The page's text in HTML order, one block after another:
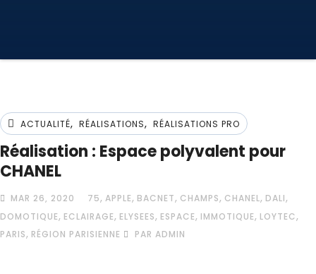
ACTUALITÉ, RÉALISATIONS, RÉALISATIONS PRO
Réalisation : Espace polyvalent pour
CHANEL
MAR 26, 2020 75, APPLE, BACNET, CHAMPS, CHANEL, DALI,
DOMOTIQUE, ECLAIRAGE, ELYSEES, ESPACE, IMMOTIQUE, LOYTEC,
PARIS, RÉGION PARISIENNE PAR ADMIN